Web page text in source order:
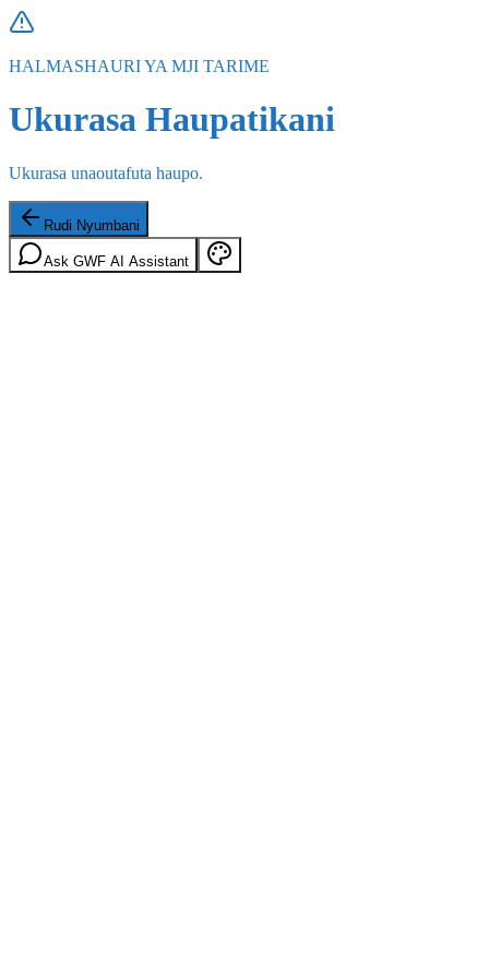
HALMASHAURI YA MJI TARIME
Ukurasa Haupatikani
Ukurasa unaoutafuta haupo.
Rudi Nyumbani
Ask GWF AI Assistant